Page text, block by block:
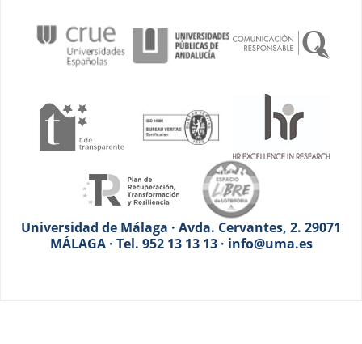
Universidad de Málaga · Avda. Cervantes, 2. 29071
MÁLAGA · Tel. 952 13 13 13 · info@uma.es